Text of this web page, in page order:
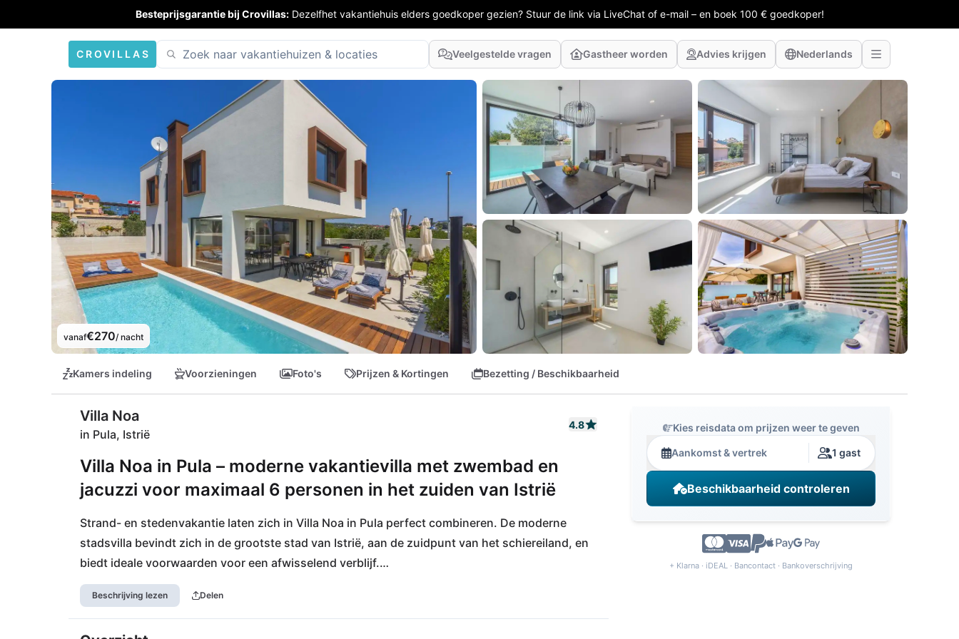
Besteprijsgarantie bij Crovillas: Dezelfhet vakantiehuis elders goedkoper gezien? Stuur de link via LiveChat of e-mail – en boek 100 € goedkoper!
CROVILLAS Veelgestelde vragen Gastheer worden Advies krijgen Nederlands
vanaf€270/ nacht
Kamers indeling Voorzieningen Foto's Prijzen & Kortingen Bezetting / Beschikbaarheid
Villa Noa
in Pula, Istrië
4.8
Villa Noa in Pula – moderne vakantievilla met zwembad en
jacuzzi voor maximaal 6 personen in het zuiden van Istrië
Strand- en stedenvakantie laten zich in Villa Noa in Pula perfect combineren. De moderne
stadsvilla bevindt zich in de grootste stad van Istrië, aan de zuidpunt van het schiereiland, en
biedt ideale voorwaarden voor een afwisselend verblijf.
In Pula vind je tal van winkels, charmante straatjes in de oude binnenstad met lokale zaakjes
en een ruime keuze aan restaurants en bars met regionale specialiteiten. Het nieuw
Beschrijving lezen Delen
Kies reisdata om prijzen weer te geven
Aankomst & vertrek 1 gast
Beschikbaarheid controleren
+ Klarna · iDEAL · Bancontact · Bankoverschrijving